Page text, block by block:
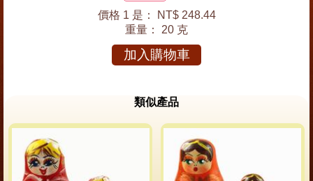
價格 1 是：
NT$ 248.44
重量： 20 克
加入購物車
類似產品